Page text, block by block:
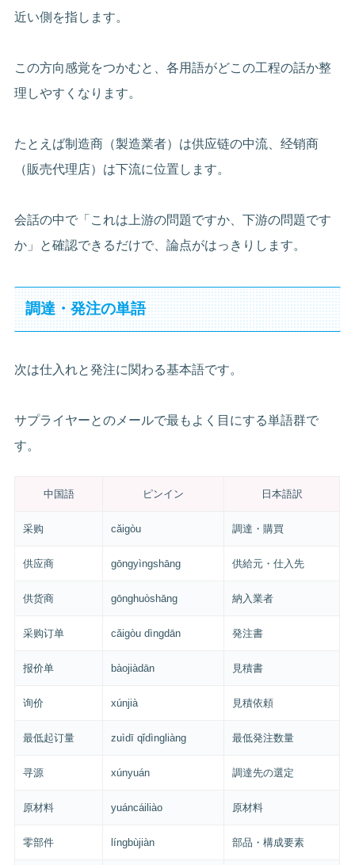
近い側を指します。
この方向感覚をつかむと、各用語がどこの工程の話か整
理しやすくなります。
たとえば制造商（製造業者）は供应链の中流、经销商
（販売代理店）は下流に位置します。
会話の中で「これは上游の問題ですか、下游の問題です
か」と確認できるだけで、論点がはっきりします。
調達・発注の単語
次は仕入れと発注に関わる基本語です。
サプライヤーとのメールで最もよく目にする単語群で
す。
中国語 ピンイン 日本語訳
采购 cǎigòu 調達・購買
供应商 gōngyìngshāng 供給元・仕入先
供货商 gōnghuòshāng 納入業者
采购订单 cǎigòu dìngdān 発注書
报价单 bàojiàdān 見積書
询价 xúnjià 見積依頼
最低起订量 zuìdī qǐdìngliàng 最低発注数量
寻源 xúnyuán 調達先の選定
原材料 yuáncáiliào 原材料
零部件 língbùjiàn 部品・構成要素